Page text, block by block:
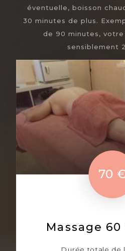
éventuelle, boisson
30 minutes de plus.
de 90 minutes, votre
sensiblement
70
Massage